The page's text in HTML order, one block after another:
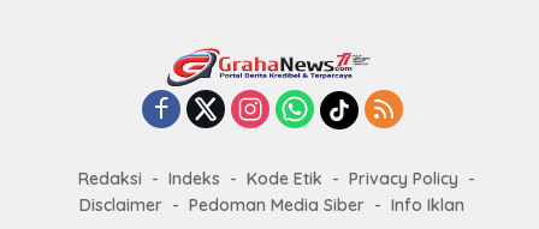
Redaksi Indeks Kode Etik
Privacy Policy
Disclaimer
Pedoman Media Siber
Info Iklan